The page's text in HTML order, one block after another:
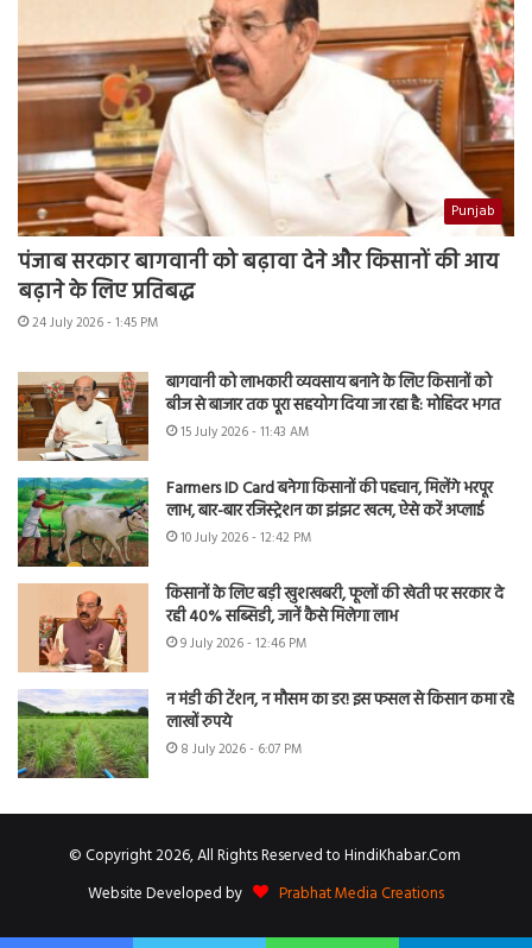
Punjab
पंजाब सरकार बागवानी को बढ़ावा देने और किसानों की आय
बढ़ाने के लिए प्रतिबद्ध
24 July 2026 - 1:45 PM
बागवानी को लाभकारी व्यवसाय बनाने के लिए किसानों को
बीज से बाजार तक पूरा सहयोग दिया जा रहा है: मोहिंदर भगत
15 July 2026 - 11:43 AM
Farmers ID Card बनेगा किसानों की पहचान, मिलेंगे भरपूर
लाभ, बार-बार रजिस्ट्रेशन का झंझट खत्म, ऐसे करें अप्लाई
10 July 2026 - 12:42 PM
किसानों के लिए बड़ी खुशखबरी, फूलों की खेती पर सरकार दे
रही 40% सब्सिडी, जानें कैसे मिलेगा लाभ
9 July 2026 - 12:46 PM
न मंडी की टेंशन, न मौसम का डर! इस फसल से किसान कमा रहे
लाखों रुपये
8 July 2026 - 6:07 PM
© Copyright 2026, All Rights Reserved to HindiKhabar.Com
Website Developed by
Prabhat Media Creations